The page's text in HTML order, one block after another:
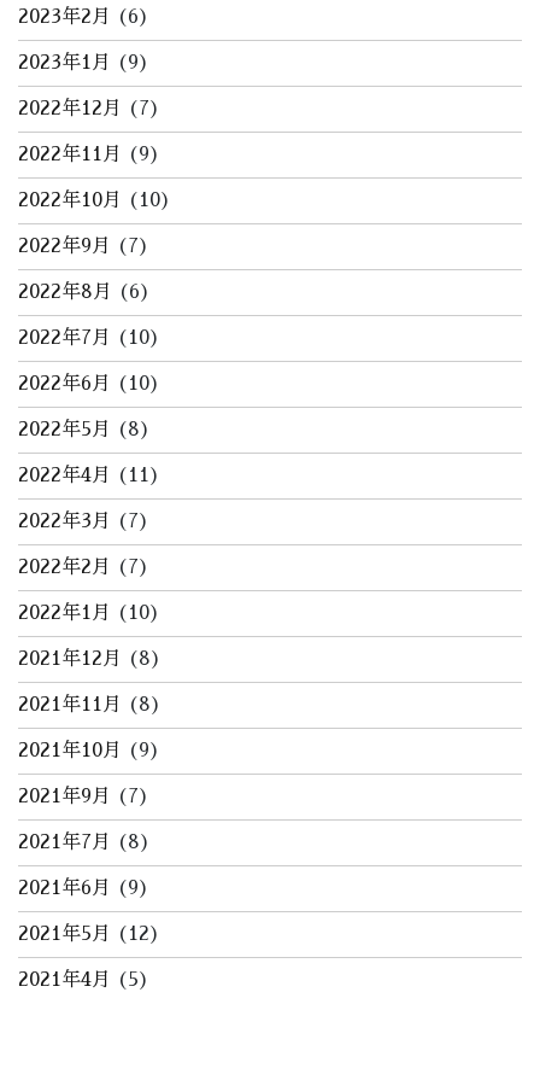
2023年2月 (6)
2023年1月 (9)
2022年12月 (7)
2022年11月 (9)
2022年10月 (10)
2022年9月 (7)
2022年8月 (6)
2022年7月 (10)
2022年6月 (10)
2022年5月 (8)
2022年4月 (11)
2022年3月 (7)
2022年2月 (7)
2022年1月 (10)
2021年12月 (8)
2021年11月 (8)
2021年10月 (9)
2021年9月 (7)
2021年7月 (8)
2021年6月 (9)
2021年5月 (12)
2021年4月 (5)